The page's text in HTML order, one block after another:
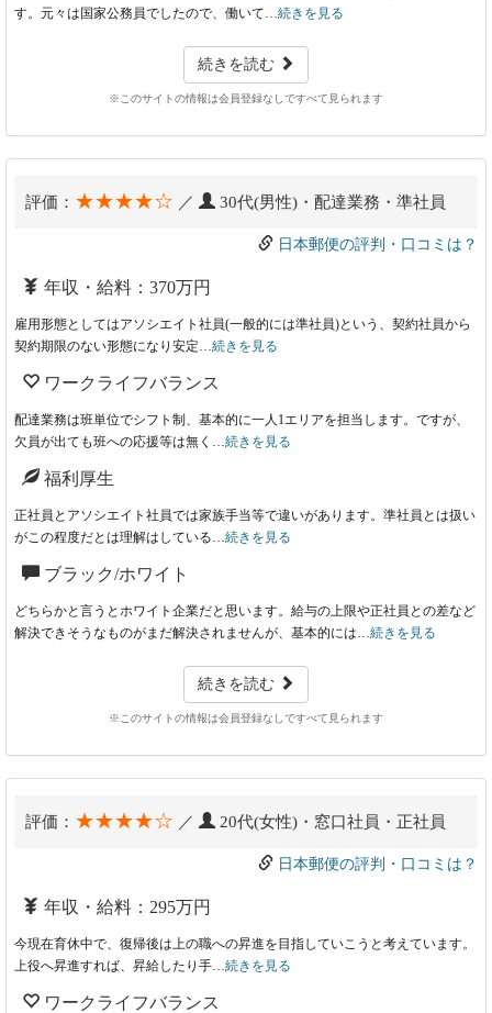
す。元々は国家公務員でしたので、働いて… 続きを見る
続きを読む
※このサイトの情報は会員登録なしですべて見られます
評価： ★★★★☆ ／ 30代(男性)・配達業務・準社員
日本郵便の評判・口コミは？
年収・給料：370万円
雇用形態としてはアソシエイト社員(一般的には準社員)という、契約社員から
契約期限のない形態になり安定… 続きを見る
ワークライフバランス
配達業務は班単位でシフト制、基本的に一人1エリアを担当します。ですが、
欠員が出ても班への応援等は無く… 続きを見る
福利厚生
正社員とアソシエイト社員では家族手当等で違いがあります。準社員とは扱い
がこの程度だとは理解はしている… 続きを見る
ブラック/ホワイト
どちらかと言うとホワイト企業だと思います。給与の上限や正社員との差など
解決できそうなものがまだ解決されませんが、基本的には… 続きを見る
続きを読む
※このサイトの情報は会員登録なしですべて見られます
評価： ★★★★☆ ／ 20代(女性)・窓口社員・正社員
日本郵便の評判・口コミは？
年収・給料：295万円
今現在育休中で、復帰後は上の職への昇進を目指していこうと考えています。
上役へ昇進すれば、昇給したり手… 続きを見る
ワークライフバランス